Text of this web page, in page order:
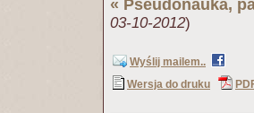
« Pseudonauka,
03-10-2012)
Wyślij mailem..
Wersja do druku